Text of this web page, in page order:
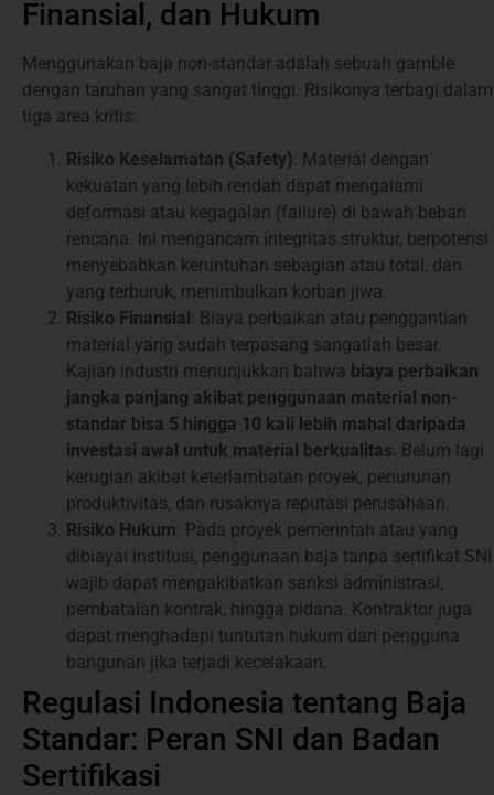
Finansial, dan Hukum
Menggunakan baja non-standar adalah sebuah gamble
dengan taruhan yang sangat tinggi. Risikonya terbagi dalam
tiga area kritis:
Risiko Keselamatan (Safety): Material dengan
kekuatan yang lebih rendah dapat mengalami
deformasi atau kegagalan (failure) di bawah beban
rencana. Ini mengancam integritas struktur, berpotensi
menyebabkan keruntuhan sebagian atau total, dan
yang terburuk, menimbulkan korban jiwa.
Risiko Finansial: Biaya perbaikan atau penggantian
material yang sudah terpasang sangatlah besar.
Kajian industri menunjukkan bahwa biaya perbaikan
jangka panjang akibat penggunaan material non-
standar bisa 5 hingga 10 kali lebih mahal daripada
investasi awal untuk material berkualitas . Belum lagi
kerugian akibat keterlambatan proyek, penurunan
produktivitas, dan rusaknya reputasi perusahaan.
Risiko Hukum: Pada proyek pemerintah atau yang
dibiayai institusi, penggunaan baja tanpa sertifikat SNI
wajib dapat mengakibatkan sanksi administrasi,
pembatalan kontrak, hingga pidana. Kontraktor juga
dapat menghadapi tuntutan hukum dari pengguna
bangunan jika terjadi kecelakaan.
Regulasi Indonesia tentang Baja
Standar: Peran SNI dan Badan
Sertifikasi